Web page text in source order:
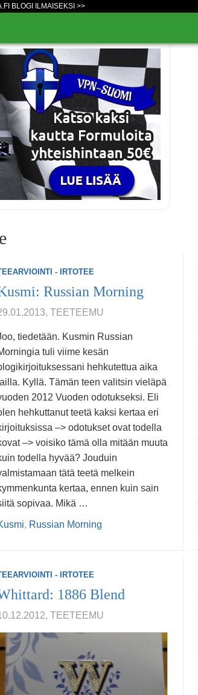
BLOGI ILMAISEKSI >>
- IRTOTEE
Russian Morning
TEETEEMU
tiedetään. Kusmin Russian
tuli viime kesän
hehkutettua aika
lailla. Kyllä. Tämän teen valitsin vieläpä
2012 Vuoden odotukseksi. Eli
hehkuttanut teetä kaksi kertaa eri
–> odotukset ovat todella
–> voisiko tämä olla mitään muuta
todella hyvää? Jouduin
tätä teetä melkein
kertaa, ennen kuin sain
sopivaa. Mikä …
, Russian Morning
- IRTOTEE
1886 Blend
TEETEEMU
22 Seuraava »